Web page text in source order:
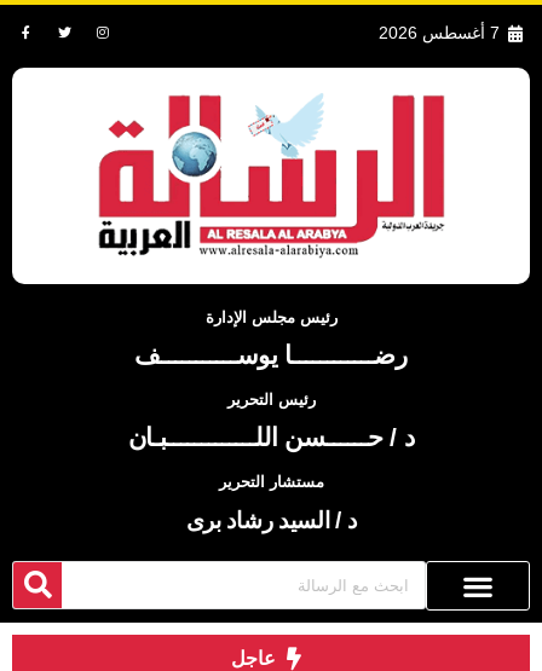
7 أغسطس 2026
رئيس مجلس الإدارة
رضــــــــــــا يوســـــــــــف
رئيس التحرير
د / حــــــسن اللـــــــــــــبـان
مستشار التحرير
د / السيد رشاد برى
عاجل